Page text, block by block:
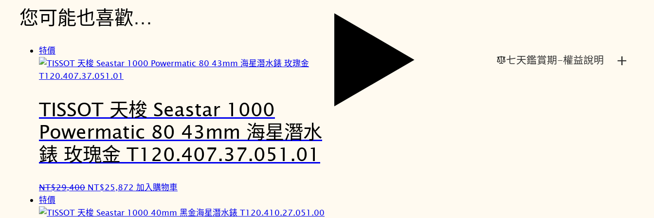
您可能也喜歡…
特價
TISSOT 天梭 Seastar 1000
Powermatic 80 43mm 海星潛水
錶 玫瑰金 T120.407.37.051.01
NT$29,400 原
價
NT$25,872 目
價
加入購物車
特價
七天鑑賞期-權益說明 +